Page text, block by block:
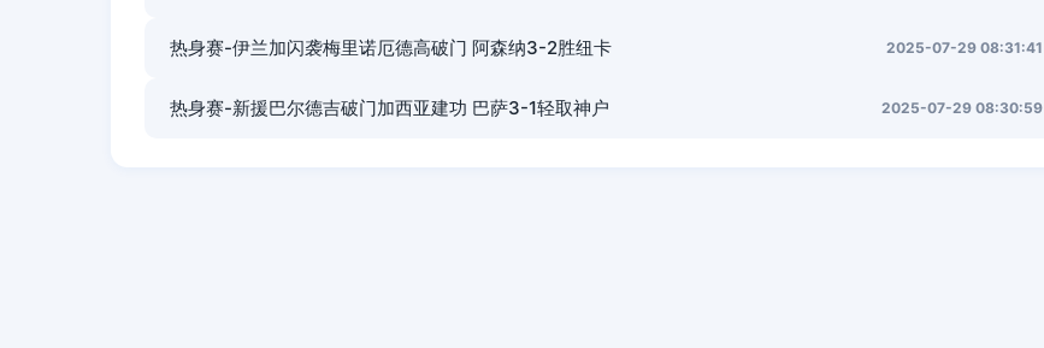
热身赛-伊兰加闪袭梅里诺厄德高破门 阿森纳3-2胜纽卡 2025-07-29 08:31:41
热身赛-新援巴尔德吉破门加西亚建功 巴萨3-1轻取神户 2025-07-29 08:30:59